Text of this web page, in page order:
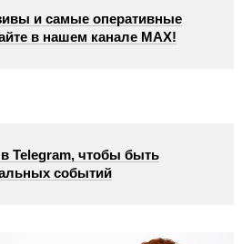
и самые оперативные
в нашем канале МАХ!
Telegram, чтобы быть
событий